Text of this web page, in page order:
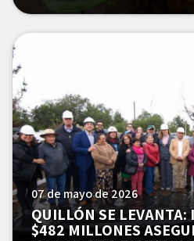
07 de mayo de 2026
QUILLÓN SE LEVANTA:
$482 MILLONES